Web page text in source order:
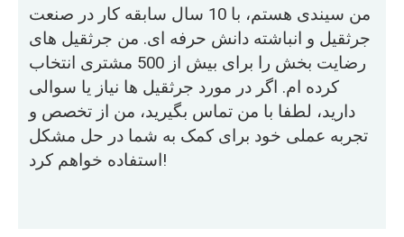
من سیندی هستم، با 10 سال سابقه کار در صنعت
جرثقیل و انباشته دانش حرفه ای. من جرثقیل های
رضایت بخش را برای بیش از 500 مشتری انتخاب
کرده ام. اگر در مورد جرثقیل ها نیاز یا سوالی
دارید، لطفا با من تماس بگیرید، من از تخصص و
تجربه عملی خود برای کمک به شما در حل مشکل
استفاده خواهم کرد!